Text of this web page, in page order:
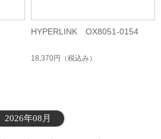
HYPERLINK OX8051-0154
18,370円 （税込み）
2026年08月